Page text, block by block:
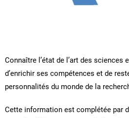
Connaître l’état de l’art des
d’enrichir ses compétences et de
personnalités du monde de la
Cette information est complétée par